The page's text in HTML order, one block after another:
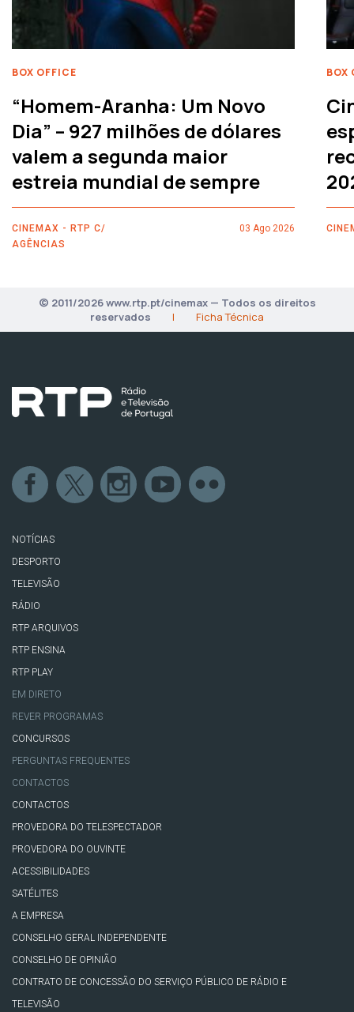
BOX OFFICE
“Homem-Aranha: Um Novo
Dia” – 927 milhões de dólares
valem a segunda maior
estreia mundial de sempre
CINEMAX - RTP C/
AGÊNCIAS
03 Ago 2026
BOX
© 2011/2026 www.rtp.pt/cinemax — Todos os direitos
reservados
| Ficha Técnica
NOTÍCIAS
DESPORTO
TELEVISÃO
RÁDIO
RTP ARQUIVOS
RTP ENSINA
RTP PLAY
EM DIRETO
REVER PROGRAMAS
CONCURSOS
PERGUNTAS FREQUENTES
CONTACTOS
CONTACTOS
PROVEDORA DO TELESPECTADOR
PROVEDORA DO OUVINTE
ACESSIBILIDADES
SATÉLITES
A EMPRESA
CONSELHO GERAL INDEPENDENTE
CONSELHO DE OPINIÃO
CONTRATO DE CONCESSÃO DO SERVIÇO PÚBLICO DE RÁDIO E
TELEVISÃO